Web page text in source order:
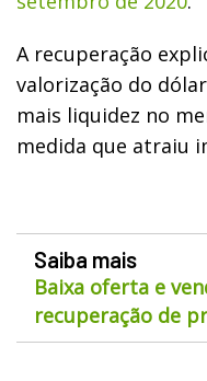
A recuperação
valorização do
mais liquidez no
medida que atraiu
Saiba mais
Baixa oferta e
recuperação de